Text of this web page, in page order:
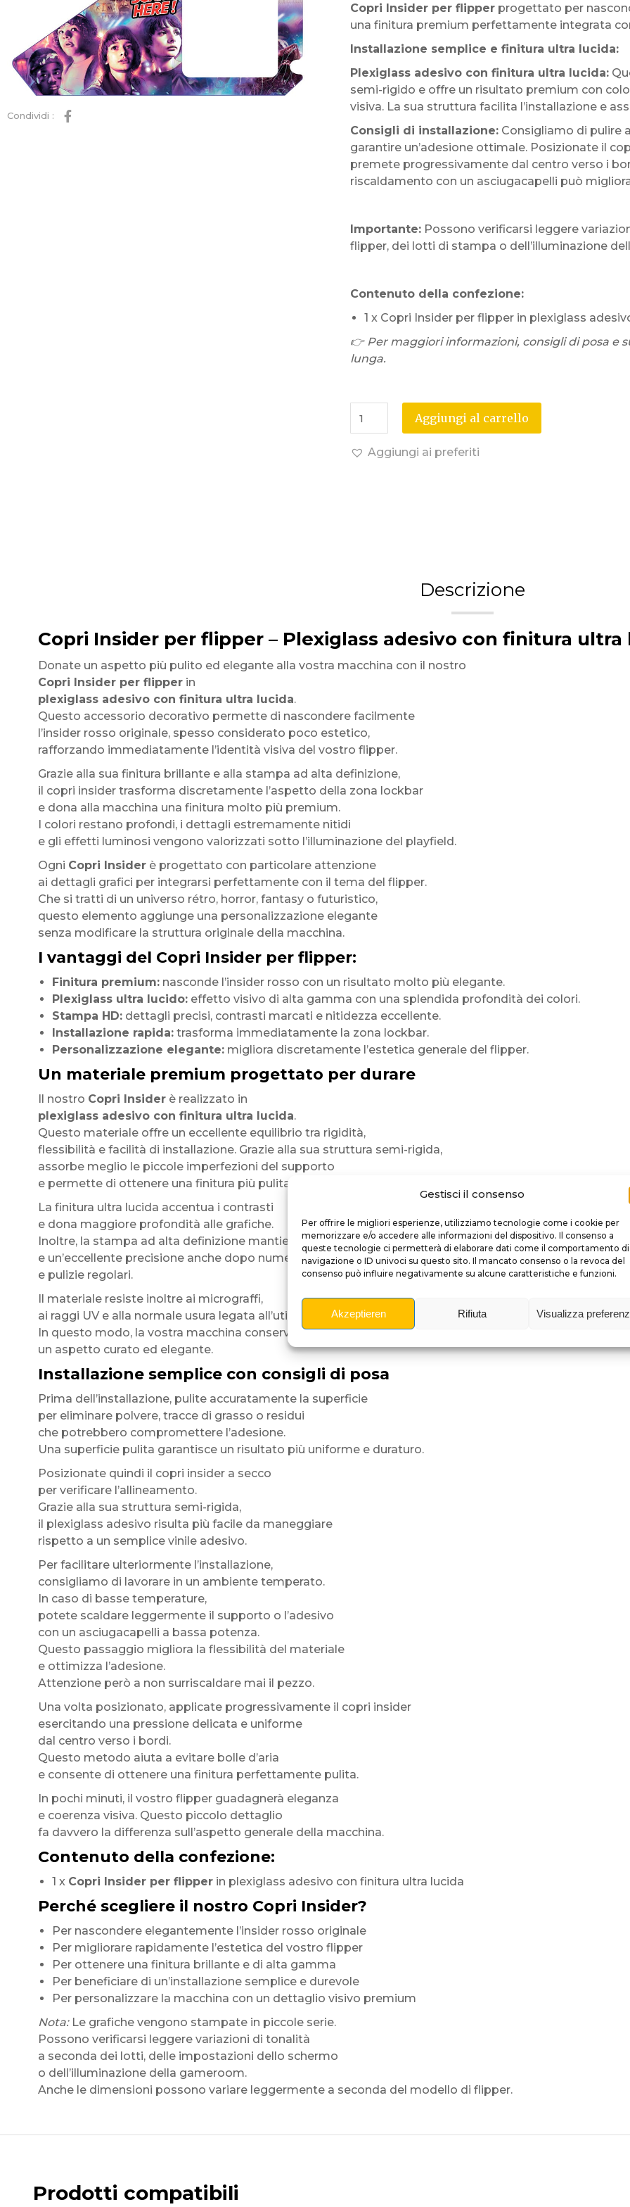
Gestisci il consenso
Per offrire le migliori esperienze, utilizziamo tecnologie come i cookie per
memorizzare e/o accedere alle informazioni del dispositivo. Il consenso a
queste tecnologie ci permetterà di elaborare dati come il comportamento di
navigazione o ID univoci su questo sito. Il mancato consenso o la revoca del
consenso può influire negativamente su alcune caratteristiche e funzioni.
Akzeptieren Rifiuta Visualizza
Condividi :
Copri Insider per flipperprogettato per
una finitura premium perfettamente integrata
Installazione semplice e finitura ultra lucida:
Plexiglass adesivo con finitura ultra lucida:
semi-rigido e offre un risultato premium con
visiva. La sua struttura facilita l’installazione e
Consigli di installazione:Consigliamo di pulire
garantire un’adesione ottimale. Posizionate il
premete progressivamente dal centro verso i
riscaldamento con un asciugacapelli può
Importante:Possono verificarsi leggere
flipper, dei lotti di stampa o dell’illuminazione
Contenuto della confezione:
1 x Copri Insider per flipper in plexiglass
👉 Per maggiori informazioni, consigli di posa e
lunga.
Aggiungi al carrello
Aggiungi ai preferiti
Descrizione
Copri Insider per flipper – Plexiglass adesivo con finitura ultra
Donate un aspetto più pulito ed elegante alla vostra macchina con il nostro
Copri Insider per flipperin
plexiglass adesivo con finitura ultra lucida.
Questo accessorio decorativo permette di nascondere facilmente
l’insider rosso originale, spesso considerato poco estetico,
rafforzando immediatamente l’identità visiva del vostro flipper.
Grazie alla sua finitura brillante e alla stampa ad alta definizione,
il copri insider trasforma discretamente l’aspetto della zona lockbar
e dona alla macchina una finitura molto più premium.
I colori restano profondi, i dettagli estremamente nitidi
e gli effetti luminosi vengono valorizzati sotto l’illuminazione del playfield.
Ogni Copri Insiderè progettato con particolare attenzione
ai dettagli grafici per integrarsi perfettamente con il tema del flipper.
Che si tratti di un universo rétro, horror, fantasy o futuristico,
questo elemento aggiunge una personalizzazione elegante
senza modificare la struttura originale della macchina.
I vantaggi del Copri Insider per flipper:
Finitura premium:nasconde l’insider rosso con un risultato molto più elegante.
Plexiglass ultra lucido:effetto visivo di alta gamma con una splendida profondità dei colori.
Stampa HD:dettagli precisi, contrasti marcati e nitidezza eccellente.
Installazione rapida:trasforma immediatamente la zona lockbar.
Personalizzazione elegante:migliora discretamente l’estetica generale del flipper.
Un materiale premium progettato per durare
Il nostro Copri Insiderè realizzato in
plexiglass adesivo con finitura ultra lucida.
Questo materiale offre un eccellente equilibrio tra rigidità,
flessibilità e facilità di installazione. Grazie alla sua struttura semi-rigida,
assorbe meglio le piccole imperfezioni del supporto
e permette di ottenere una finitura più pulita e uniforme.
La finitura ultra lucida accentua i contrasti
e dona maggiore profondità alle grafiche.
Inoltre, la stampa ad alta definizione mantiene colori brillanti
e un’eccellente precisione anche dopo numerose partite
e pulizie regolari.
Il materiale resiste inoltre ai micrograffi,
ai raggi UV e alla normale usura legata all’utilizzo del flipper.
In questo modo, la vostra macchina conserva a lungo
un aspetto curato ed elegante.
Installazione semplice con consigli di posa
Prima dell’installazione, pulite accuratamente la superficie
per eliminare polvere, tracce di grasso o residui
che potrebbero compromettere l’adesione.
Una superficie pulita garantisce un risultato più uniforme e duraturo.
Posizionate quindi il copri insider a secco
per verificare l’allineamento.
Grazie alla sua struttura semi-rigida,
il plexiglass adesivo risulta più facile da maneggiare
rispetto a un semplice vinile adesivo.
Per facilitare ulteriormente l’installazione,
consigliamo di lavorare in un ambiente temperato.
In caso di basse temperature,
potete scaldare leggermente il supporto o l’adesivo
con un asciugacapelli a bassa potenza.
Questo passaggio migliora la flessibilità del materiale
e ottimizza l’adesione.
Attenzione però a non surriscaldare mai il pezzo.
Una volta posizionato, applicate progressivamente il copri insider
esercitando una pressione delicata e uniforme
dal centro verso i bordi.
Questo metodo aiuta a evitare bolle d’aria
e consente di ottenere una finitura perfettamente pulita.
In pochi minuti, il vostro flipper guadagnerà eleganza
e coerenza visiva. Questo piccolo dettaglio
fa davvero la differenza sull’aspetto generale della macchina.
Contenuto della confezione:
1 x Copri Insider per flipperin plexiglass adesivo con finitura ultra lucida
Perché scegliere il nostro Copri Insider?
Per nascondere elegantemente l’insider rosso originale
Per migliorare rapidamente l’estetica del vostro flipper
Per ottenere una finitura brillante e di alta gamma
Per beneficiare di un’installazione semplice e durevole
Per personalizzare la macchina con un dettaglio visivo premium
Nota:Le grafiche vengono stampate in piccole serie.
Possono verificarsi leggere variazioni di tonalità
a seconda dei lotti, delle impostazioni dello schermo
o dell’illuminazione della gameroom.
Anche le dimensioni possono variare leggermente a seconda del modello di flipper.
Prodotti compatibili